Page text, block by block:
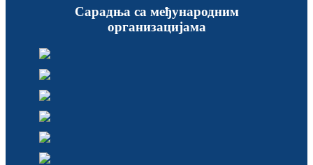
Сарадња са међународним
организацијама